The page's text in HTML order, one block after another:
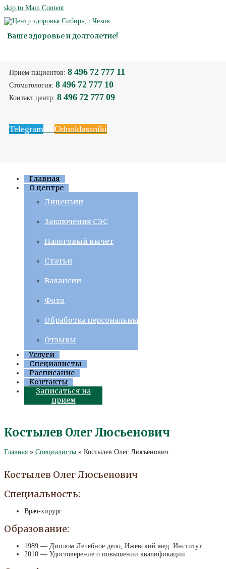
skip to Main Content
Ваше здоровье и долголетие!
Прием пациентов: 8 496 72 777 11
Стоматология: 8 496 72 777 10
Контакт центр: 8 496 72 777 09
Telegram Odnoklassniki
Главная
О центре
Лицензии
Заключения СЭС
Налоговый вычет
Статьи
Вакансии
Фото
Обработка персональных данных
Отзывы
Услуги
Специалисты
Расписание
Контакты
Записаться на
прием
Костылев Олег Люсьенович
Главная » Специалисты » Костылев Олег Люсьенович
Костылев Олег Люсьенович
Специальность:
Врач-хирург
Образование:
1989 — Диплом Лечебное дело, Ижевский мед. Институт
2010 — Удостоверение о повышении квалификации